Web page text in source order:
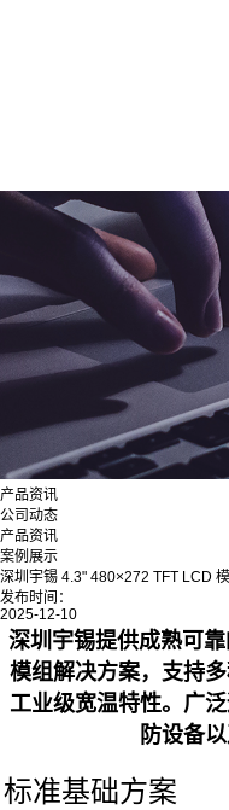
产品资讯
公司动态
产品资讯
案例展示
深圳宇锡 4.3" 480×272 TFT LCD
发布时间：
2025-12-10
深圳宇锡提供成熟可
模组解决方案，支持
工业级宽温特性。广
防设备
标准基础方案